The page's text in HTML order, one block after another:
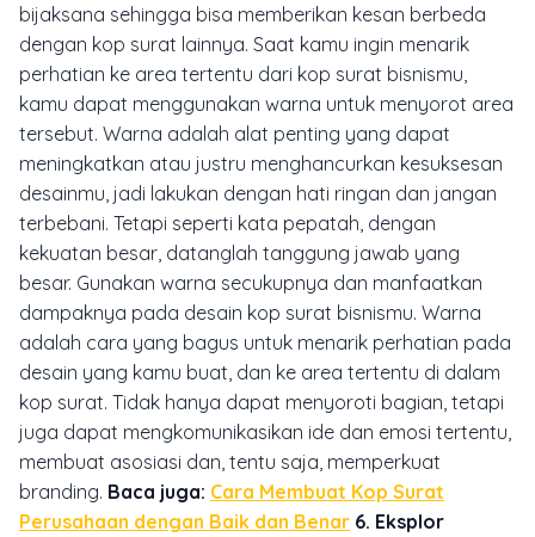
bijaksana sehingga bisa memberikan kesan berbeda
dengan kop surat lainnya. Saat kamu ingin menarik
perhatian ke area tertentu dari kop surat bisnismu,
kamu dapat menggunakan warna untuk menyorot area
tersebut. Warna adalah alat penting yang dapat
meningkatkan atau justru menghancurkan kesuksesan
desainmu, jadi lakukan dengan hati ringan dan jangan
terbebani. Tetapi seperti kata pepatah, dengan
kekuatan besar, datanglah tanggung jawab yang
besar. Gunakan warna secukupnya dan manfaatkan
dampaknya pada desain kop surat bisnismu. Warna
adalah cara yang bagus untuk menarik perhatian pada
desain yang kamu buat, dan ke area tertentu di dalam
kop surat. Tidak hanya dapat menyoroti bagian, tetapi
juga dapat mengkomunikasikan ide dan emosi tertentu,
membuat asosiasi dan, tentu saja, memperkuat
branding. Baca juga: Cara Membuat Kop Surat
Perusahaan dengan Baik dan Benar 6. Eksplor